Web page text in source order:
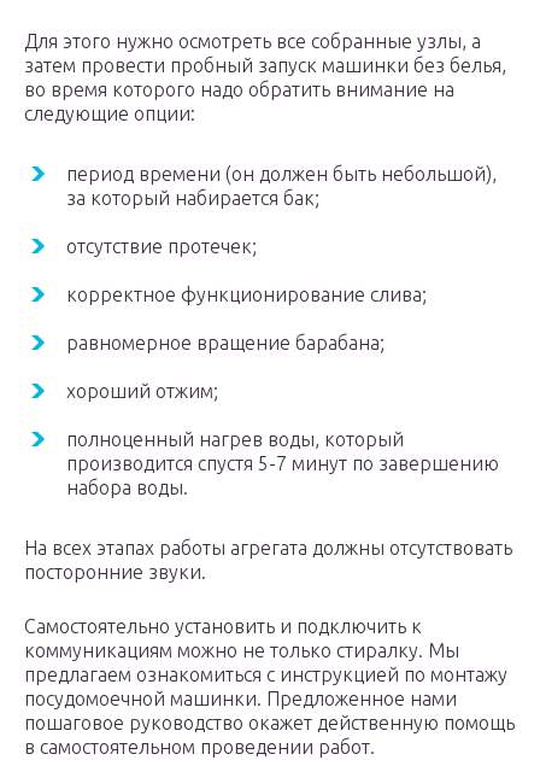
Для этого нужно осмотреть все собранные узлы, а
затем провести пробный запуск машинки без белья,
во время которого надо обратить внимание на
следующие опции:
период времени (он должен быть небольшой),
за который набирается бак;
отсутствие протечек;
корректное функционирование слива;
равномерное вращение барабана;
хороший отжим;
полноценный нагрев воды, который
производится спустя 5-7 минут по завершению
набора воды.
На всех этапах работы агрегата должны отсутствовать
посторонние звуки.
Самостоятельно установить и подключить к
коммуникациям можно не только стиралку. Мы
предлагаем ознакомиться с инструкцией по монтажу
посудомоечной машинки. Предложенное нами
пошаговое руководство окажет действенную помощь
в самостоятельном проведении работ.